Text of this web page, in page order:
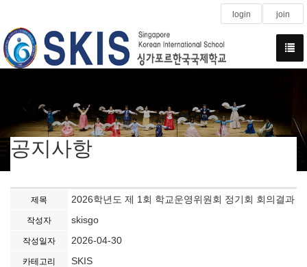
login join
공지사항
제목 2026학년도 제 1회 학교운영위원회 정기회 회의결과
작성자 skisgo
작성일자 2026-04-30
카테고리 SKIS